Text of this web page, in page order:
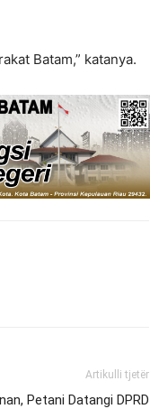
Batam,” katanya.
Artikulli tjetër
Petani Datangi DPRD